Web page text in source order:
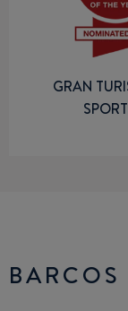
GRAN